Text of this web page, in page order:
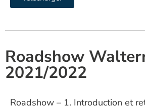
Roadshow
2021/2022
Roadshow – 1. Introduction et